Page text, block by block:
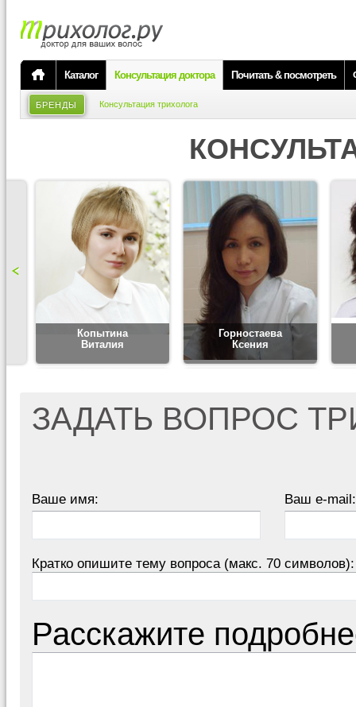
Каталог Консультация доктора Почитать & посмотреть
БРЕНДЫ Консультация трихолога
Копытина
Виталия
Горностаева
Ксения
ЗАДАТЬ ВОПРОС
Ваше имя: Ваш e-mail:
Кратко опишите тему вопроса (макс. 70 символов):
Расскажите